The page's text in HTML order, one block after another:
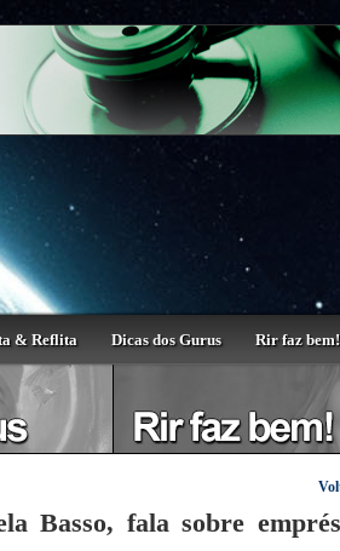
& Reflita Dicas dos Gurus Rir faz bem!
Basso, fala sobre